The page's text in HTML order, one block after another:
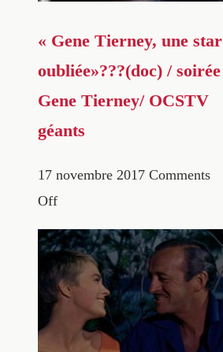
« Gene Tierney, une star
oubliée»???(doc) / soirée
Gene Tierney/ OCSTV
géants
17 novembre 2017 Comments
Off